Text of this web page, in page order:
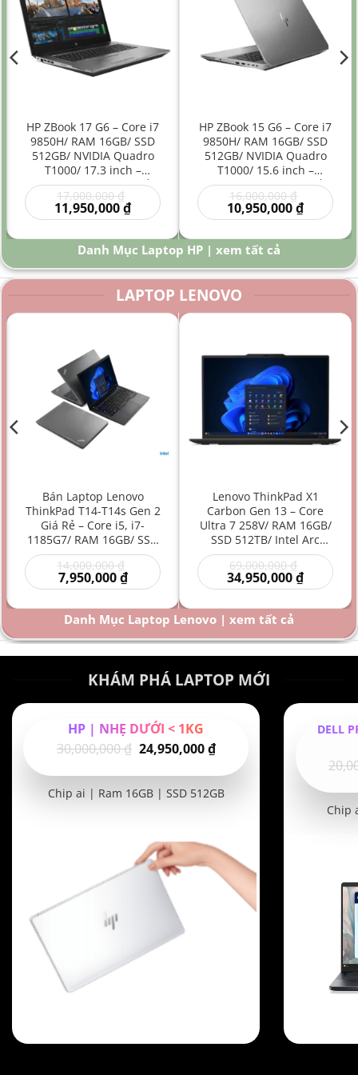
HP ZBook 17 G6 – Core i7
9850H/ RAM 16GB/ SSD
512GB/ NVIDIA Quadro
T1000/ 17.3 inch –
Laptop Workstation Đồ
Họa Kỹ Thuật Màn Hình
Lớn
17,000,000₫
gốc
là:
17,000,000 ₫.
11,950,000₫Giá
hiện
là:
11,950,000 ₫.
HP ZBook 15 G6 – Core i7
9850H/ RAM 16GB/ SSD
512GB/ NVIDIA Quadro
T1000/ 15.6 inch –
Laptop Workstation Đồ
Họa Kỹ Thuật Hiệu Năng
Cao
16,000,000₫
gốc
là:
10,950,000₫Giá
hiện
là:
₫.
Danh Mục Laptop HP | xem tất cả
LAPTOP LENOVO
Bán Laptop Lenovo
ThinkPad T14-T14s Gen 2
Giá Rẻ – Core i5, i7-
1185G7/ RAM 16GB/ SSD
512GB/ Intel Iris Xe
Graphics/ 14 inch –
Laptop doanh nhân/
Laptop bền bỉ/ Laptop
hiệu năng mạnh giá rẻ
14,000,000₫
gốc
là:
14,000,000 ₫.
7,950,000₫Giá
hiện
là:
7,950,000 ₫.
Lenovo ThinkPad X1
Carbon Gen 13 – Core
Ultra 7 258V/ RAM 16GB/
SSD 512TB/ Intel Arc
Graphics 140V/ 14 inch –
Laptop AI Doanh Nhân
Siêu Cao Cấp Mỏng Nhẹ
69,000,000₫
gốc
là:
34,950,000₫Giá
hiện
là:
₫.
Danh Mục Laptop Lenovo | xem tất cả
KHÁM PHÁ LAPTOP MỚI
HP | NHẸ DƯỚI < 1KG
30,000,000₫ Giá
là:
24,950,000₫Giá
hiện
tại
Chip ai | Ram 16GB | SSD 512GB
DELL
Chip